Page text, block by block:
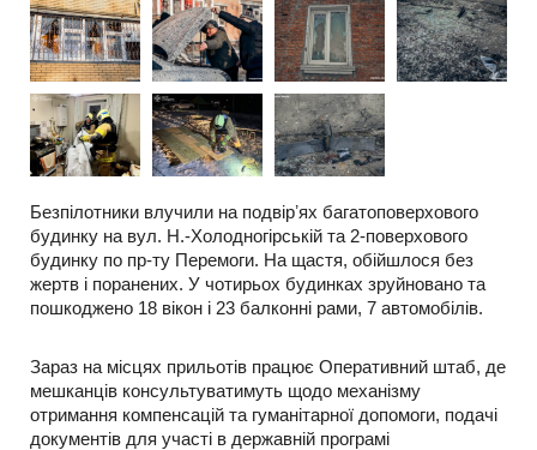
Безпілотники влучили на подвірʼях багатоповерхового
будинку на вул. Н.-Холодногірській та 2-поверхового
будинку по пр-ту Перемоги. На щастя, обійшлося без
жертв і поранених. У чотирьох будинках зруйновано та
пошкоджено 18 вікон і 23 балконні рами, 7 автомобілів.
Зараз на місцях прильотів працює Оперативний штаб, де
мешканців консультуватимуть щодо механізму
отримання компенсацій та гуманітарної допомоги, подачі
документів для участі в державній програмі